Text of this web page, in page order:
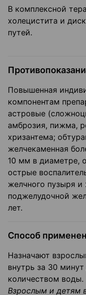
В комплексной
холецистита и
путей.
Повышенная
компонентам
астровые
амброзия, пижма,
хризантема;
желчекаменная
10 мм в диаметре,
острые
желчного пузыря
поджелудочной
лет.
Способ
Назначают
внутрь за 30
количеством воды.
Взрослым и детям